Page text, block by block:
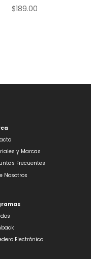
$189.00
y Marcas
Frecuentes
Nosotros
Electrónico